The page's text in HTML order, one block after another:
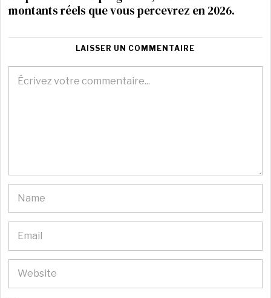
montants réels que vous percevrez en 2026.
LAISSER UN COMMENTAIRE